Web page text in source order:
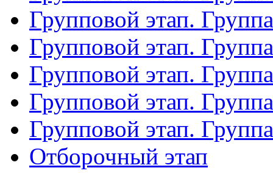
Групповой этап.
Групповой этап.
Групповой этап.
Групповой этап.
Групповой этап.
Отборочный этап